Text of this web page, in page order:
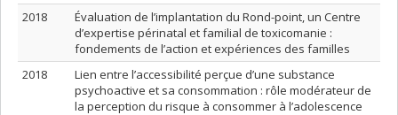
2018
Évaluation de l’implantation du Rond-point, un Centre
d’expertise périnatal et familial de toxicomanie :
fondements de l’action et expériences des familles
2018
Lien entre l’accessibilité perçue d’une substance
psychoactive et sa consommation : rôle modérateur de
la perception du risque à consommer à l’adolescence